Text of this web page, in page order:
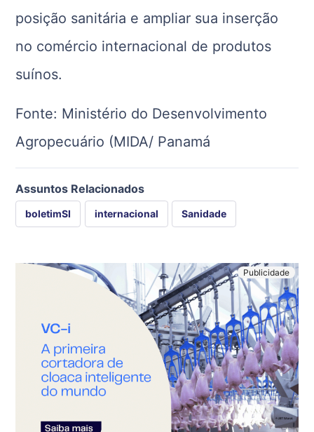
posição sanitária e ampliar sua inserção
no comércio internacional de produtos
suínos.
Fonte: Ministério do Desenvolvimento
Agropecuário (MIDA/ Panamá
Assuntos Relacionados
boletimSI internacional Sanidade